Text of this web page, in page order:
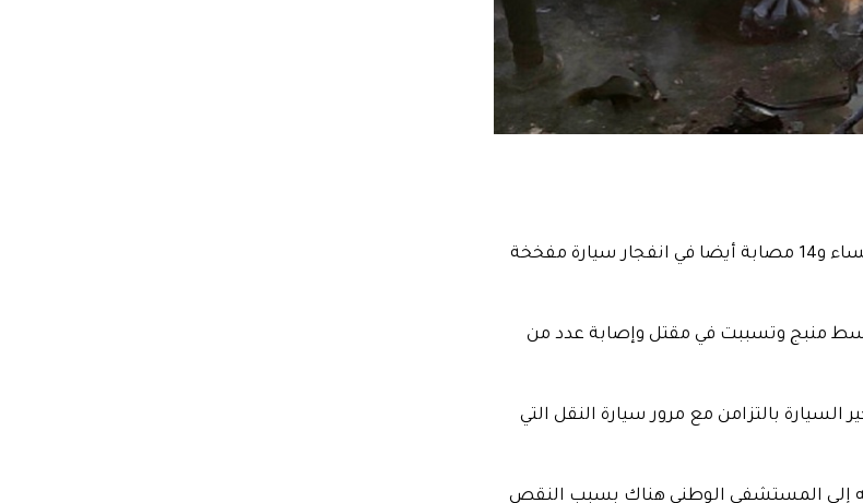
أفادت مصادر بارتفاع حصيلة القتلى إلى 7 جميعهن من النساء و14 مصابة أيضا في انفجار سيارة مفخخة
منبج وتسببت في مقتل وإصابة عدد من
بالتزامن مع مرور سيارة النقل التي
إلى المستشفى الوطني هناك بسبب النقص